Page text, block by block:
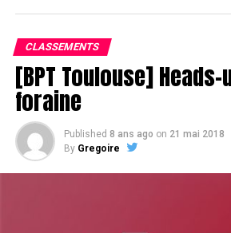
CLASSEMENTS
[BPT Toulouse]
foraine
Published 8 ans ago on 21 mai 2018
By Gregoire